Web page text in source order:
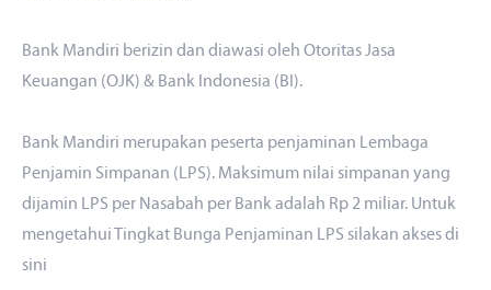
Bank Mandiri berizin dan diawasi oleh Otoritas Jasa
Keuangan (OJK) & Bank Indonesia (BI).
Bank Mandiri merupakan peserta penjaminan Lembaga
Penjamin Simpanan (LPS). Maksimum nilai simpanan yang
dijamin LPS per Nasabah per Bank adalah Rp 2 miliar. Untuk
mengetahui Tingkat Bunga Penjaminan LPS silakan aksesdi
sini